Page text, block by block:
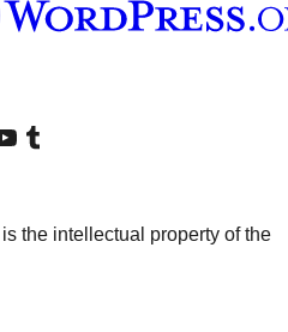
방문하기 텀블러 계정 방문하기
the intellectual property of the